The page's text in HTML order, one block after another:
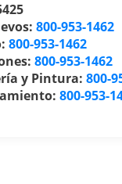
800-953-1462
800-953-1462
800-953-1462
y Pintura:800-
800-953-